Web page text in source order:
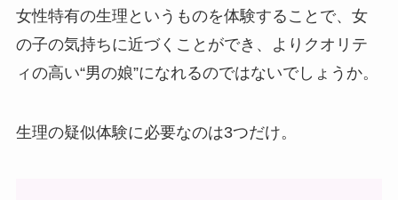
女性特有の生理というものを体験することで、女
の子の気持ちに近づくことができ、よりクオリテ
ィの高い“男の娘”になれるのではないでしょうか。
生理の疑似体験に必要なのは3つだけ。